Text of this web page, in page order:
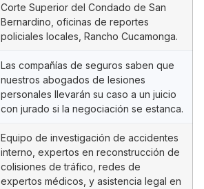
Corte Superior del Condado de San
Bernardino, oficinas de reportes
policiales locales, Rancho Cucamonga.
Las compañías de seguros saben que
nuestros abogados de lesiones
personales llevarán su caso a un juicio
con jurado si la negociación se estanca.
Equipo de investigación de accidentes
interno, expertos en reconstrucción de
colisiones de tráfico, redes de
expertos médicos, y asistencia legal en